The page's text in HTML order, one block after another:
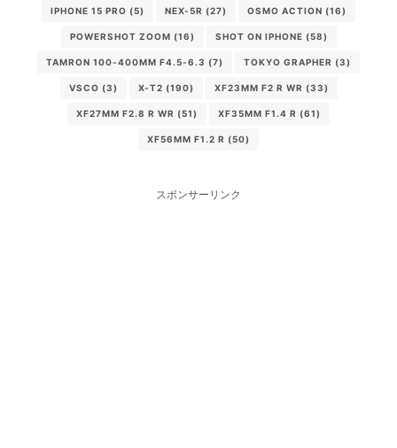
IPHONE 15 PRO (5) NEX-5R (27) OSMO ACTION (16)
POWERSHOT ZOOM (16) SHOT ON IPHONE (58)
TAMRON 100-400MM F4.5-6.3 (7) TOKYO GRAPHER (3)
VSCO (3) X-T2 (190) XF23MM F2 R WR (33)
XF27MM F2.8 R WR (51) XF35MM F1.4 R (61)
XF56MM F1.2 R (50)
スポンサーリンク